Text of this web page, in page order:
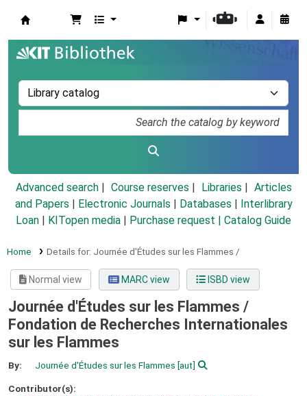
Advanced search Course reserves Libraries
Articles
and Papers
Electronic Journals Databases
Interlibrary
Loan
KITopen media Purchase request | Catalog Guide
Home Details for: Journée d'Études sur les Flammes /
Normal view MARC view ISBD view
Journée d'Études sur les Flammes /
Fondation de Recherches Internationales
sur les Flammes
By: Journée d'Études sur les Flammes [aut]
Contributor(s):